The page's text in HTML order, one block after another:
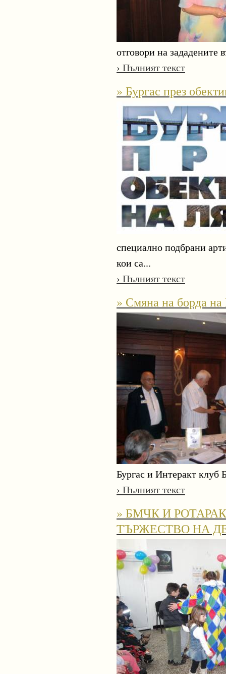
отговори на зададените
› Пълният текст
» Бургас през
специално подбрани
кои са...
› Пълният текст
» Смяна на борда на
Бургас и Интеракт клуб
› Пълният текст
» БМЧК И
ТЪРЖЕСТВО НА